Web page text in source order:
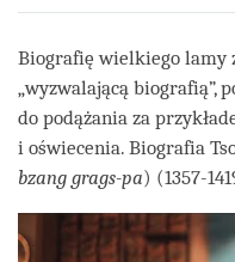
Biografię wielkiego lamy
„wyzwalającą biografią”,
do podążania za
i oświecenia. Biografia
bzang grags-pa) (1357-